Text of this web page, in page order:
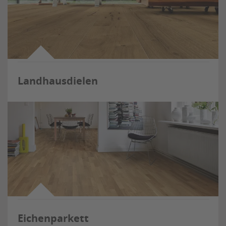
Landhausdielen
Eichenparkett